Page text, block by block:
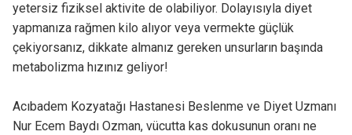
yetersiz fiziksel aktivite de olabiliyor. Dolayısıyla diyet
yapmanıza rağmen kilo alıyor veya vermekte güçlük
çekiyorsanız, dikkate almanız gereken unsurların başında
metabolizma hızınız geliyor!
Acıbadem Kozyatağı Hastanesi Beslenme ve Diyet Uzmanı
Nur Ecem Baydı Ozman, vücutta kas dokusunun oranı ne